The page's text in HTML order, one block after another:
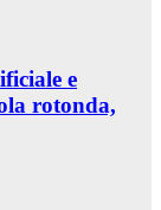
e
rotonda,